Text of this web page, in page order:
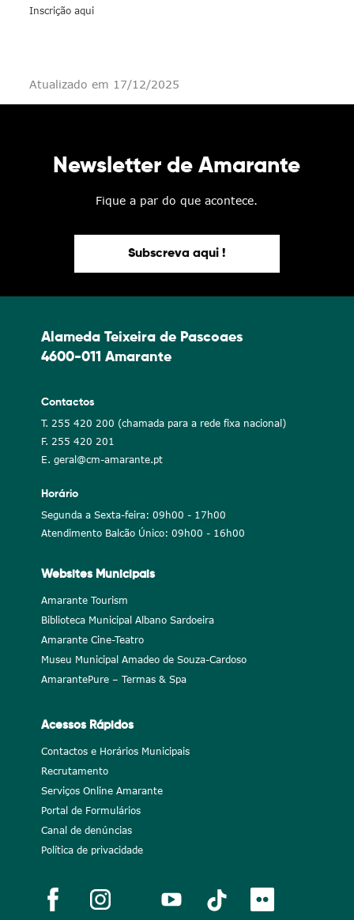
Inscrição aqui
Atualizado em 17/12/2025
Newsletter de Amarante
Fique a par do que acontece.
Subscreva aqui !
Alameda Teixeira de Pascoaes
4600-011 Amarante
Contactos
T. 255 420 200 (chamada para a rede fixa nacional)
F. 255 420 201
E. geral@cm-amarante.pt
Horário
Segunda a Sexta-feira: 09h00 - 17h00
Atendimento Balcão Único: 09h00 - 16h00
Websites Municipais
Amarante Tourism
Biblioteca Municipal Albano Sardoeira
Amarante Cine-Teatro
Museu Municipal Amadeo de Souza-Cardoso
AmarantePure – Termas & Spa
Acessos Rápidos
Contactos e Horários Municipais
Recrutamento
Serviços Online Amarante
Portal de Formulários
Canal de denúncias
Política de privacidade